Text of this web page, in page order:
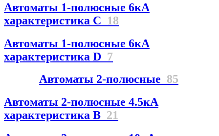
Автоматы 1-полюсные 6кА
характеристика C 18
Автоматы 1-полюсные 6кА
характеристика D 7
Автоматы 2-полюсные 85
Автоматы 2-полюсные 4.5кА
характеристика В 21